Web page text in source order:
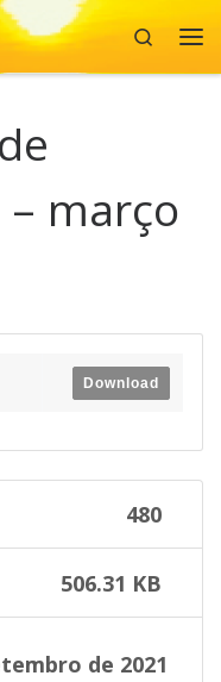
Search
março
Download
480
506.31 KB
de 2021